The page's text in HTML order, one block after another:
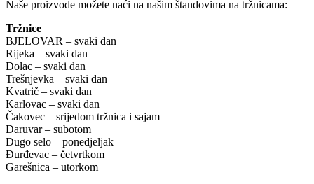
Naše proizvode možete naći na našim štandovima na tržnicama:
Tržnice
BJELOVAR – svaki dan
Rijeka – svaki dan
Dolac – svaki dan
Trešnjevka – svaki dan
Kvatrič – svaki dan
Karlovac – svaki dan
Čakovec – srijedom tržnica i sajam
Daruvar – subotom
Dugo selo – ponedjeljak
Đurđevac – četvrtkom
Garešnica – utorkom